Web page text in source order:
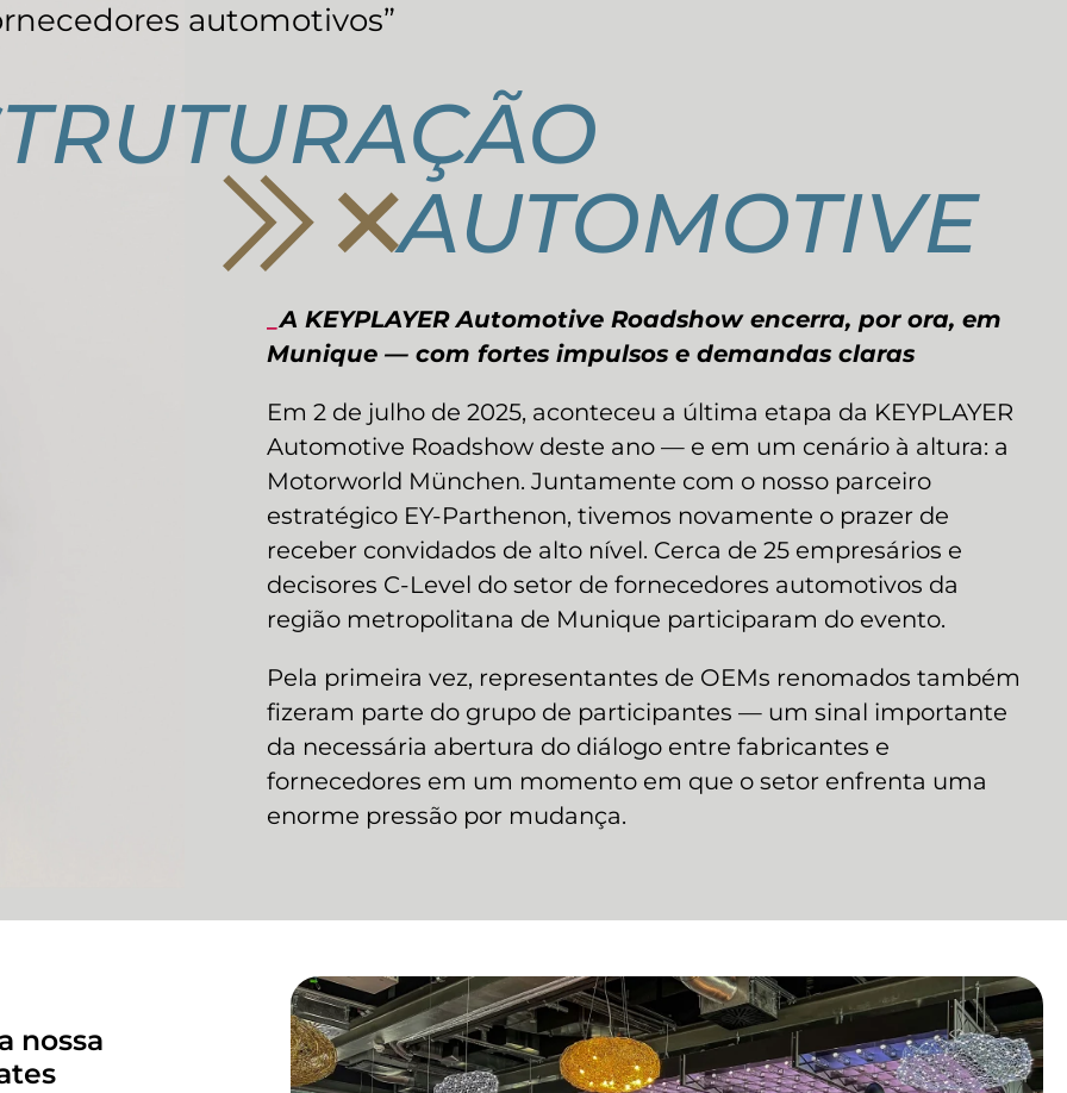
AUTOMOTIVE
automotivos”
_A KEYPLAYER Automotive Roadshow encerra, por ora, em
Munique — com fortes impulsos e demandas claras
Em 2 de julho de 2025, aconteceu a última etapa da KEYPLAYER
Automotive Roadshow deste ano — e em um cenário à altura: a
Motorworld München. Juntamente com o nosso parceiro
estratégico EY-Parthenon, tivemos novamente o prazer de
receber convidados de alto nível. Cerca de 25 empresários e
decisores C-Level do setor de fornecedores automotivos da
região metropolitana de Munique participaram do evento.
Pela primeira vez, representantes de OEMs renomados também
fizeram parte do grupo de participantes — um sinal importante
da necessária abertura do diálogo entre fabricantes e
fornecedores em um momento em que o setor enfrenta uma
enorme pressão por mudança.
nossa